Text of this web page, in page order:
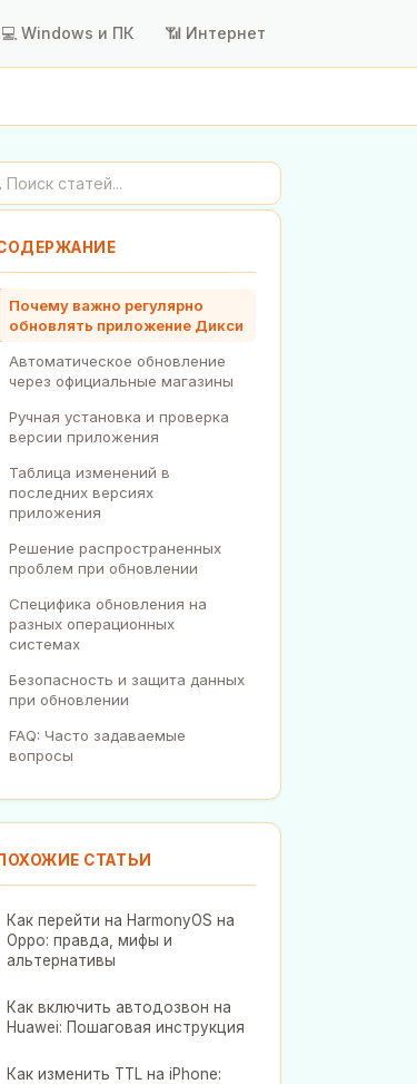
💻 Windows и ПК 📶 Интернет
Почему важно регулярно
обновлять приложение Дикси
Автоматическое обновление
через официальные магазины
Ручная установка и проверка
версии приложения
Таблица изменений в
последних версиях
приложения
Решение распространенных
проблем при обновлении
Специфика обновления на
разных операционных
системах
Безопасность и защита данных
при обновлении
FAQ: Часто задаваемые
вопросы
ПОХОЖИЕ СТАТЬИ
Как перейти на HarmonyOS на
Oppo: правда, мифы и
альтернативы
Как включить автодозвон на
Huawei: Пошаговая инструкция
Как изменить TTL на iPhone: